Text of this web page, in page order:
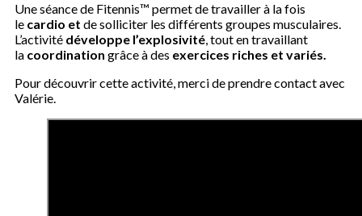
Une séance de Fitennis™ permet de travailler à la fois
le cardio et de solliciter les différents groupes musculaires.
L’activité développe l’explosivité, tout en travaillant
la coordination grâce à des exercices riches et variés.
Pour découvrir cette activité, merci de prendre contact avec
Valérie.